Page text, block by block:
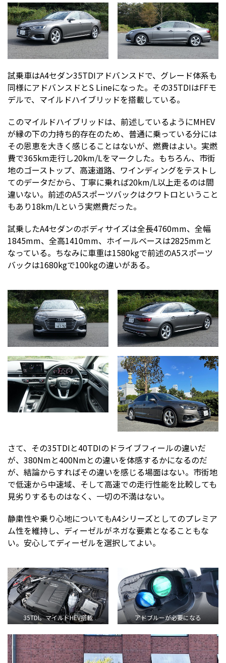
試乗車はA4セダン35TDIアドバンスドで、グレード体系も
同様にアドバンスドとS Lineになった。その35TDIはFFモ
デルで、マイルドハイブリッドを搭載している。
このマイルドハイブリッドは、前述しているようにMHEV
が縁の下の力持ち的存在のため、普通に乗っている分には
その恩恵を大きく感じることはないが、燃費はよい。実燃
費で365km走行し20km/Lをマークした。もちろん、市街
地のゴーストップ、高速道路、ワインディングをテストし
てのデータだから、丁寧に乗れば20km/L以上走るのは間
違いない。前述のA5スポーツバックはクワトロということ
もあり18km/Lという実燃費だった。
試乗したA4セダンのボディサイズは全長4760mm、全幅
1845mm、全高1410mm、ホイールベースは2825mmと
なっている。ちなみに車重は1580kgで前述のA5スポーツ
バックは1680kgで100kgの違いがある。
さて、その35TDIと40TDIのドライブフィールの違いだ
が、380Nmと400Nmとの違いを体感するかになるのだ
が、結論からすればその違いを感じる場面はない。市街地
で低速から中速域、そして高速での走行性能を比較しても
見劣りするものはなく、一切の不満はない。
静粛性や乗り心地についてもA4シリーズとしてのプレミア
ム性を維持し、ディーゼルがネガな要素となることもな
い。安心してディーゼルを選択してよい。
35TDI。マイルドHEV搭載 アドブルーが必要になる